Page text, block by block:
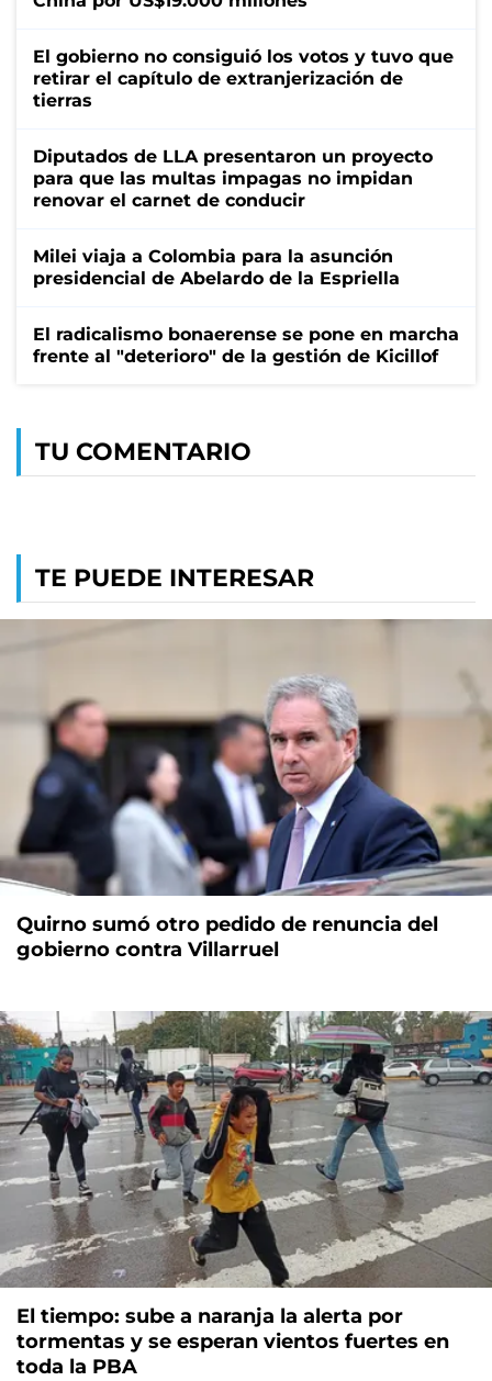
El gobierno no consiguió los votos y tuvo que
retirar el capítulo de extranjerización de
tierras
Diputados de LLA presentaron un proyecto
para que las multas impagas no impidan
renovar el carnet de conducir
Milei viaja a Colombia para la asunción
presidencial de Abelardo de la Espriella
El radicalismo bonaerense se pone en marcha
frente al "deterioro" de la gestión de Kicillof
TU COMENTARIO
TE PUEDE INTERESAR
Quirno sumó otro pedido de renuncia del
gobierno contra Villarruel
El tiempo: sube a naranja la alerta por
tormentas y se esperan vientos fuertes en
toda la PBA